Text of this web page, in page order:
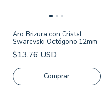
Aro Brizura con Cristal
Swarovski Octógono 12mm
$13.76 USD